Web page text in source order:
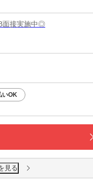
面接実施中◎
いOK
見る